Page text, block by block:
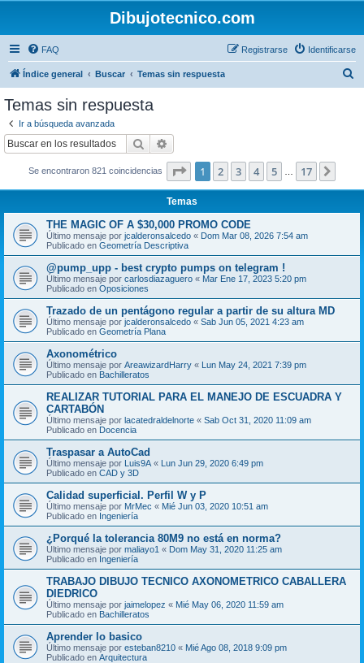
Dibujotecnico.com
FAQ Identificarse
Registrarse
Índice general Buscar Temas sin respuesta
Temas sin respuesta
Ir a búsqueda avanzada
Buscar
Se encontraron 821 coincidencias Página de 17
1 2 3 4 5 17
Temas
THE MAGIC OF A $30,000 PROMO CODE
Último mensaje por jcalderonsalcedo « Dom Mar 08, 2026 7:54 am
Publicado en Geometría Descriptiva
@pump_upp - best crypto pumps on telegram !
Último mensaje por carlosdiazaguero « Mar Ene 17, 2023 5:20 pm
Publicado en Oposiciones
Trazado de un pentágono regular a partir de su altura MD
Último mensaje por jcalderonsalcedo « Sab Jun 05, 2021 4:23 am
Publicado en Geometría Plana
Axonométrico
Último mensaje por AreawizardHarry « Lun May 24, 2021 7:39 pm
Publicado en Bachilleratos
REALIZAR TUTORIAL PARA EL MANEJO DE ESCUADRA Y
CARTABÓN
Último mensaje por lacatedraldelnorte « Sab Oct 31, 2020 11:09 am
Publicado en Docencia
Traspasar a AutoCad
Último mensaje por Luis9A « Lun Jun 29, 2020 6:49 pm
Publicado en CAD y 3D
Calidad superficial. Perfil W y P
Último mensaje por MrMec « Mié Jun 03, 2020 10:51 am
Publicado en Ingeniería
¿Porqué la tolerancia 80M9 no está en norma?
Último mensaje por maliayo1 « Dom May 31, 2020 11:25 am
Publicado en Ingeniería
TRABAJO DIBUJO TECNICO AXONOMETRICO CABALLERA
DIEDRICO
Último mensaje por jaimelopez « Mié May 06, 2020 11:59 am
Publicado en Bachilleratos
Aprender lo basico
Último mensaje por esteban8210 « Mié Ago 08, 2018 9:09 pm
Publicado en Arquitectura